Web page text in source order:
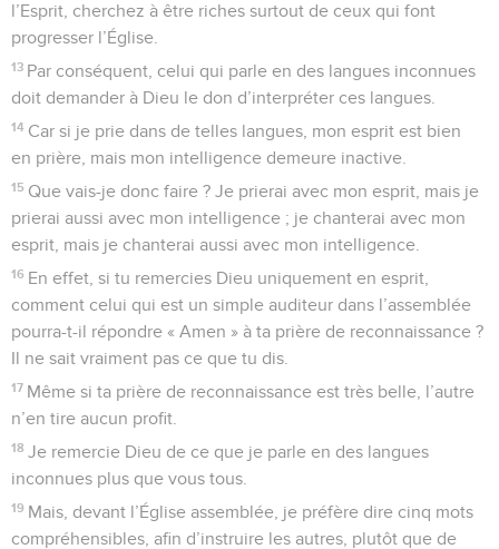
l’Esprit, cherchez à être riches surtout de ceux qui font
progresser l’Église.
13 Par conséquent, celui qui parle en des langues inconnues
doit demander à Dieu le don d’interpréter ces langues.
14 Car si je prie dans de telles langues, mon esprit est bien
en prière, mais mon intelligence demeure inactive.
15 Que vais-je donc faire ? Je prierai avec mon esprit, mais je
prierai aussi avec mon intelligence ; je chanterai avec mon
esprit, mais je chanterai aussi avec mon intelligence.
16 En effet, si tu remercies Dieu uniquement en esprit,
comment celui qui est un simple auditeur dans l’assemblée
pourra-t-il répondre « Amen » à ta prière de reconnaissance ?
Il ne sait vraiment pas ce que tu dis.
17 Même si ta prière de reconnaissance est très belle, l’autre
n’en tire aucun profit.
18 Je remercie Dieu de ce que je parle en des langues
inconnues plus que vous tous.
19 Mais, devant l’Église assemblée, je préfère dire cinq mots
compréhensibles, afin d’instruire les autres, plutôt que de